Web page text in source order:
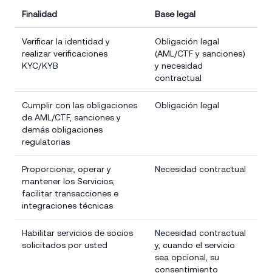
Finalidad Base legal
Verificar la identidad y
realizar verificaciones
KYC/KYB
Obligación legal
(AML/CTF y sanciones)
y necesidad
contractual
Cumplir con las obligaciones
de AML/CTF, sanciones y
demás obligaciones
regulatorias
Obligación legal
Proporcionar, operar y
mantener los Servicios;
facilitar transacciones e
integraciones técnicas
Necesidad contractual
Habilitar servicios de socios
solicitados por usted
Necesidad contractual
y, cuando el servicio
sea opcional, su
consentimiento